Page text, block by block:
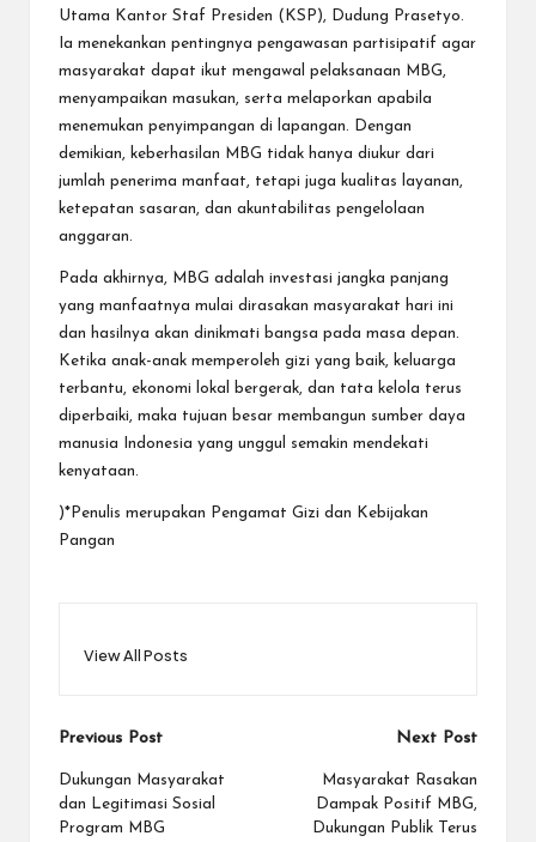
Utama Kantor Staf Presiden (KSP), Dudung Prasetyo.
Ia menekankan pentingnya pengawasan partisipatif agar
masyarakat dapat ikut mengawal pelaksanaan MBG,
menyampaikan masukan, serta melaporkan apabila
menemukan penyimpangan di lapangan. Dengan
demikian, keberhasilan MBG tidak hanya diukur dari
jumlah penerima manfaat, tetapi juga kualitas layanan,
ketepatan sasaran, dan akuntabilitas pengelolaan
anggaran.
Pada akhirnya, MBG adalah investasi jangka panjang
yang manfaatnya mulai dirasakan masyarakat hari ini
dan hasilnya akan dinikmati bangsa pada masa depan.
Ketika anak-anak memperoleh gizi yang baik, keluarga
terbantu, ekonomi lokal bergerak, dan tata kelola terus
diperbaiki, maka tujuan besar membangun sumber daya
manusia Indonesia yang unggul semakin mendekati
kenyataan.
)*Penulis merupakan Pengamat Gizi dan Kebijakan
Pangan
View All Posts
Post
navigation
Previous Post
Dukungan Masyarakat
dan Legitimasi Sosial
Program MBG
Next Post
Masyarakat Rasakan
Dampak Positif MBG,
Dukungan Publik Terus